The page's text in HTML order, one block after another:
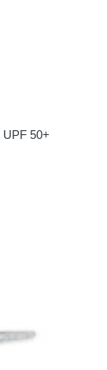
50+